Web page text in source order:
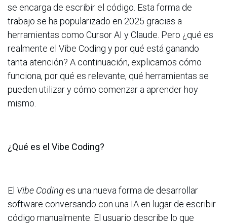
se encarga de escribir el código. Esta forma de
trabajo se ha popularizado en 2025 gracias a
herramientas como Cursor AI y Claude. Pero ¿qué es
realmente el Vibe Coding y por qué está ganando
tanta atención? A continuación, explicamos cómo
funciona, por qué es relevante, qué herramientas se
pueden utilizar y cómo comenzar a aprender hoy
mismo.
¿Qué es el Vibe Coding?
El Vibe Coding es una nueva forma de desarrollar
software conversando con una IA en lugar de escribir
código manualmente. El usuario describe lo que